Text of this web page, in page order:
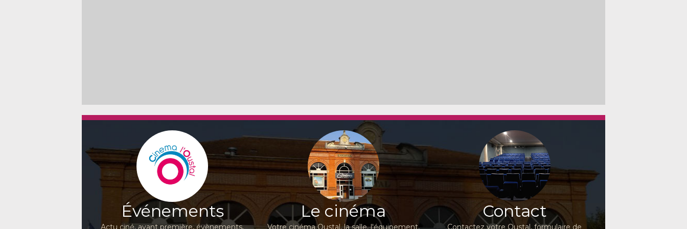
Événements
Actu ciné, avant première, évènements,
Le cinéma
Votre cinéma Oustal, la salle, l'équipement,
Contact
Contactez votre Oustal, formulaire de